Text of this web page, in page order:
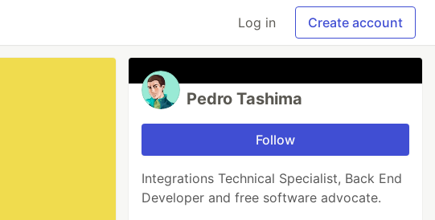
Log in Create account
Pedro Tashima
Follow
Integrations Technical Specialist, Back End
Developer and free software advocate.